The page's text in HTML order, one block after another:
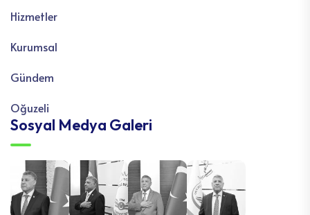
Hizmetler
Kurumsal
Gündem
Oğuzeli
Sosyal Medya Galeri